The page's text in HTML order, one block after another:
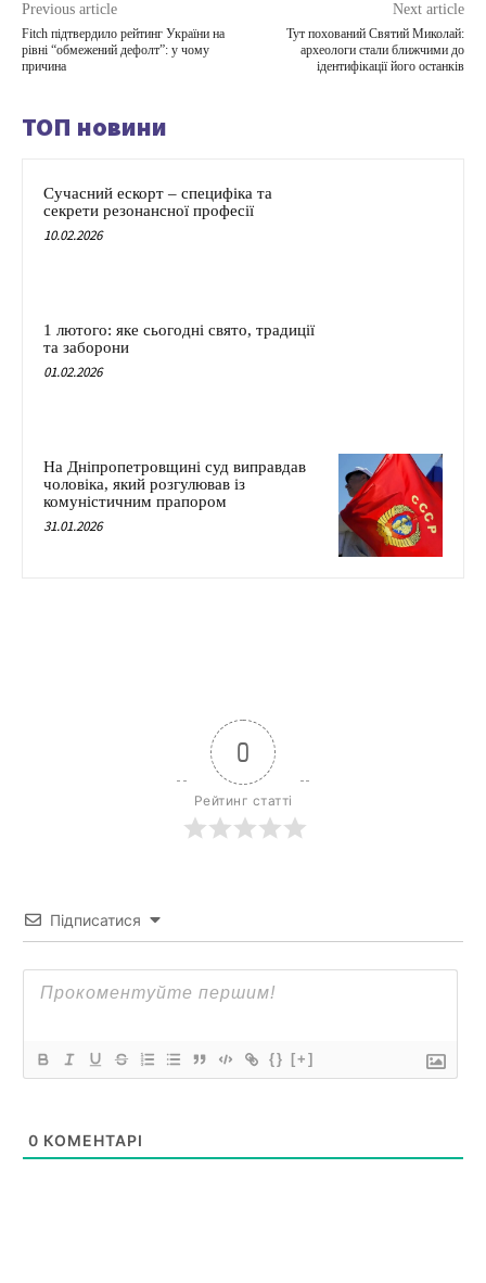
Previous article
Fitch підтвердило рейтинг України на
рівні “обмежений дефолт”: у чому
причина
Next article
Тут похований Святий Миколай:
археологи стали ближчими до
ідентифікації його останків
ТОП новини
Сучасний ескорт – специфіка та
секрети резонансної професії
10.02.2026
1 лютого: яке сьогодні свято, традиції
та заборони
01.02.2026
На Дніпропетровщині суд виправдав
чоловіка, який розгулював із
комуністичним прапором
31.01.2026
0
Рейтинг статті
Підписатися
{} [+]
0 КОМЕНТАРІ